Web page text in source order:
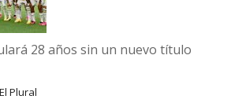
28 años sin un nuevo título
Plural